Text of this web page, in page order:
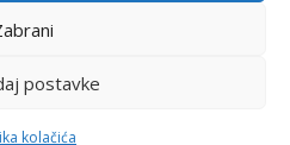
postavke
kolačića